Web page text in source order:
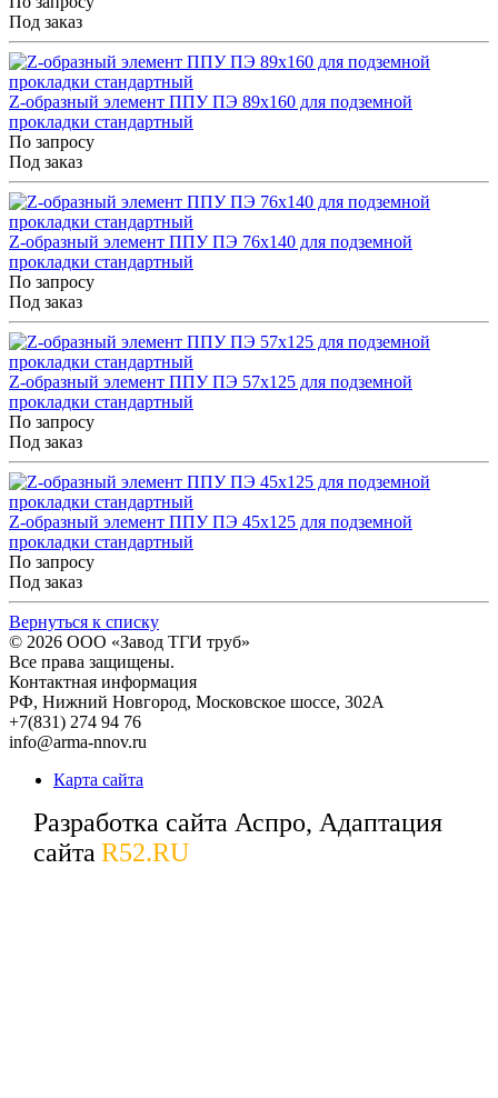
Под заказ
Z-образный элемент ППУ ПЭ 89x160 для подземной
прокладки стандартный
По запросу
Под заказ
Z-образный элемент ППУ ПЭ 76x140 для подземной
прокладки стандартный
По запросу
Под заказ
Z-образный элемент ППУ ПЭ 57x125 для подземной
прокладки стандартный
По запросу
Под заказ
Z-образный элемент ППУ ПЭ 45x125 для подземной
прокладки стандартный
По запросу
Под заказ
Вернуться к списку
© 2026 ООО «Завод ТГИ труб»
Все права защищены.
Контактная информация
РФ, Нижний Новгород, Московское шоссе, 302А
+7(831) 274 94 76
info@arma-nnov.ru
Карта сайта
Разработка сайта Аспро, Адаптация
сайта R52.RU